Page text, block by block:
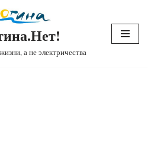
а не электричества